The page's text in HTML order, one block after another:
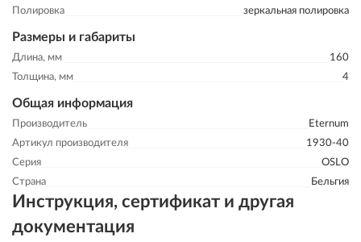
Полировка
зеркальная полировка
Размеры и габариты
Длина, мм
160
Толщина, мм
4
Общая информация
Производитель
Eternum
Артикул производителя
1930-40
Серия
OSLO
Страна
Бельгия
Инструкция, сертификат и другая
документация